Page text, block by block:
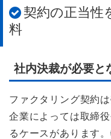
契約の正当性
料
社内決裁が必要と
ファクタリング契約
企業によっては取締
るケースがあります